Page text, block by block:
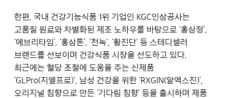
한편, 국내 건강기능식품 1위 기업인 KGC인삼공사는
고품질 원료와 차별화된 제조 노하우를 바탕으로 ‘홍삼정’,
‘에브리타임’, ‘홍삼톤’, ‘천녹’, ‘황진단’ 등 스테디셀러
브랜드를 선보이며 건강식품 시장을 선도하고 있다.
최근에는 혈당 조절에 도움을 주는 신제품
‘GLPro(지엘프로)’, 남성 건강을 위한 ‘RXGIN(알엑스진)’,
오리지널 침향으로 만든 ‘기다림 침향’ 등을 출시하며 제품